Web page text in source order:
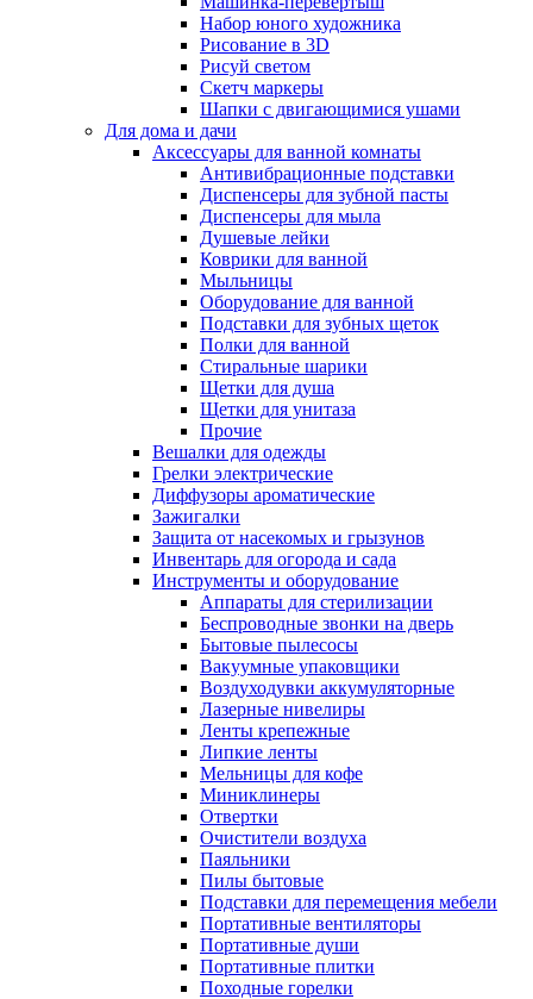
Набор юного художника
Рисование в 3D
Рисуй светом
Скетч маркеры
Шапки с двигающимися ушами
Для дома и дачи
Аксессуары для ванной комнаты
Антивибрационные подставки
Диспенсеры для зубной пасты
Диспенсеры для мыла
Душевые лейки
Коврики для ванной
Мыльницы
Оборудование для ванной
Подставки для зубных щеток
Полки для ванной
Стиральные шарики
Щетки для душа
Щетки для унитаза
Прочие
Вешалки для одежды
Грелки электрические
Диффузоры ароматические
Зажигалки
Защита от насекомых и грызунов
Инвентарь для огорода и сада
Инструменты и оборудование
Аппараты для стерилизации
Беспроводные звонки на дверь
Бытовые пылесосы
Вакуумные упаковщики
Воздуходувки аккумуляторные
Лазерные нивелиры
Ленты крепежные
Липкие ленты
Мельницы для кофе
Миниклинеры
Отвертки
Очистители воздуха
Паяльники
Пилы бытовые
Подставки для перемещения мебели
Портативные вентиляторы
Портативные души
Портативные плитки
Походные горелки